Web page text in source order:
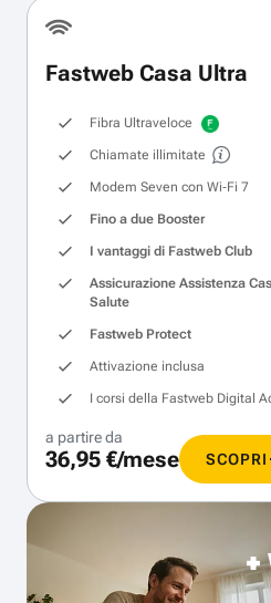
Fastweb Casa Ultra
Fibra Ultraveloce
Chiamate illimitate
Modem Seven con Wi‑Fi 7
Fino a due Booster
I vantaggi di Fastweb Club
Assicurazione Assistenza
Salute
Fastweb Protect
Attivazione inclusa
I corsi della Fastweb Digital
a partire da
36,95 €/mese SCOPRI
+